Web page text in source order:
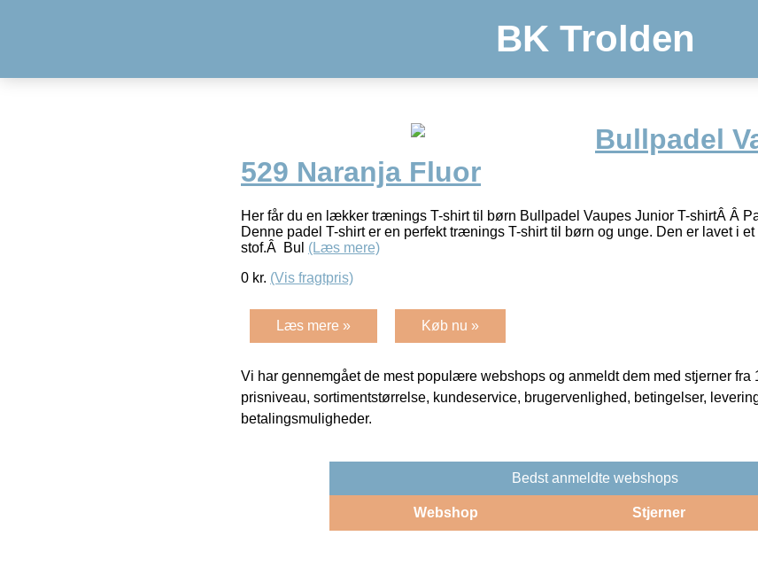
BK Trolden
Bullpadel
529 Naranja Fluor
Her får du en lækker trænings T-shirt til børn Bullpadel Vaupes Junior T-shirtÂ Â
Denne padel T-shirt er en perfekt trænings T-shirt til børn og unge. Den er lavet i
stof.Â Bul (Læs mere)
0 kr. (Vis fragtpris)
Læs mere » Køb nu »
Vi har gennemgået de mest populære webshops og anmeldt dem med stjerner fra
prisniveau, sortimentstørrelse, kundeservice, brugervenlighed, betingelser,
betalingsmuligheder.
Bedst anmeldte webshops
Webshop Stjerner